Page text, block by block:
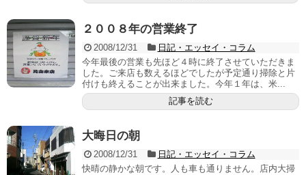
２００８年の営業終了
2008/12/31
日記・エッセイ・コラム
今年最後の営業も先ほど４時に終了させていただきま
した。ご来店も数えるほどでしたが予定通り掃除と片
付けも終えることが出来ました。今年１年は、米...
記事を読む
大晦日の朝
2008/12/31
日記・エッセイ・コラム
快晴の静かな朝です。人も車も通りません。店内大掃